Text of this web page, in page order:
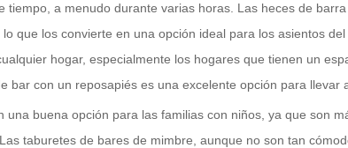
tiempo, a menudo durante varias horas. Las heces de
que los convierte en una opción ideal para los asientos
hogar, especialmente los hogares que tienen un
bar con un reposapiés es una excelente opción para llevar
una buena opción para las familias con niños, ya que son
taburetes de bares de mimbre, aunque no son tan